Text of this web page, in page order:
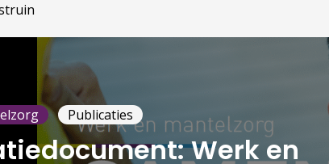
Publicaties
Werk en